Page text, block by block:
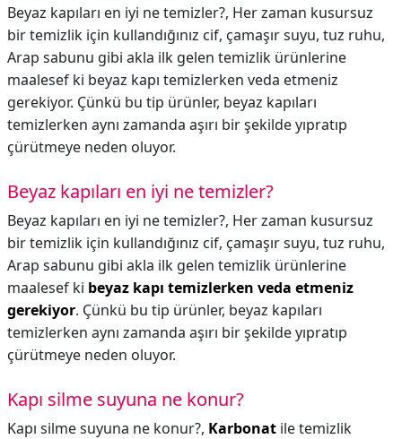
Beyaz kapıları en iyi ne temizler?, Her zaman kusursuz
bir temizlik için kullandığınız cif, çamaşır suyu, tuz ruhu,
Arap sabunu gibi akla ilk gelen temizlik ürünlerine
maalesef ki beyaz kapı temizlerken veda etmeniz
gerekiyor. Çünkü bu tip ürünler, beyaz kapıları
temizlerken aynı zamanda aşırı bir şekilde yıpratıp
çürütmeye neden oluyor.
Beyaz kapıları en iyi ne temizler?
Beyaz kapıları en iyi ne temizler?, Her zaman kusursuz
bir temizlik için kullandığınız cif, çamaşır suyu, tuz ruhu,
Arap sabunu gibi akla ilk gelen temizlik ürünlerine
maalesef ki beyaz kapı temizlerken veda etmeniz
gerekiyor. Çünkü bu tip ürünler, beyaz kapıları
temizlerken aynı zamanda aşırı bir şekilde yıpratıp
çürütmeye neden oluyor.
Kapı silme suyuna ne konur?
Kapı silme suyuna ne konur?, Karbonat ile temizlik